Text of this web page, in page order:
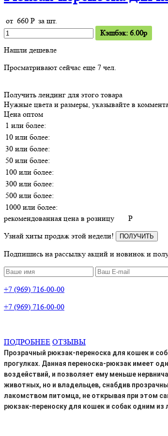
от 660 Pза шт.
Кэшбэк: 6.00p
Нашли дешевле
Просматривают сейчас еще 7 чел.
Получить лендинг для этого товара
Нужные цвета и размеры, указывайте в
Цена оптом
1 или более:
10 или более:
30 или более:
50 или более:
100 или более:
300 или более:
500 или более:
1000 или более:
рекомендованная цена в розницу
P
Узнай хиты продаж этой недели!
ПОЛУЧИТЬ
Подпишись на рассылку акций и новинок и
+7 (969) 716-00-00
+7 (969) 716-00-00
ПОДРОБНЕЕ ОТЗЫВЫ
Прозрачный рюкзак-переноска для кошек и
прогулках. Данная переноска-рюкзак имеет
воздействий, и позволяет ему меньше
животных, но и владельцев, снабдив
лакомством питомца, не открывая при этом
рюкзак-переноску для кошек и собак одним